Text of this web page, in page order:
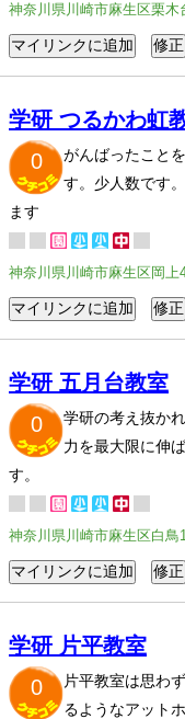
神奈川県川崎市麻生区栗木
学研 つるかわ虹
0
がんばったこと
す。少人数です
ます
神奈川県川崎市麻生区岡上
学研 五月台教室
0
学研の考え抜か
力を最大限に伸
す。
神奈川県川崎市麻生区白鳥
学研 片平教室
0
片平教室は思わ
るようなアット